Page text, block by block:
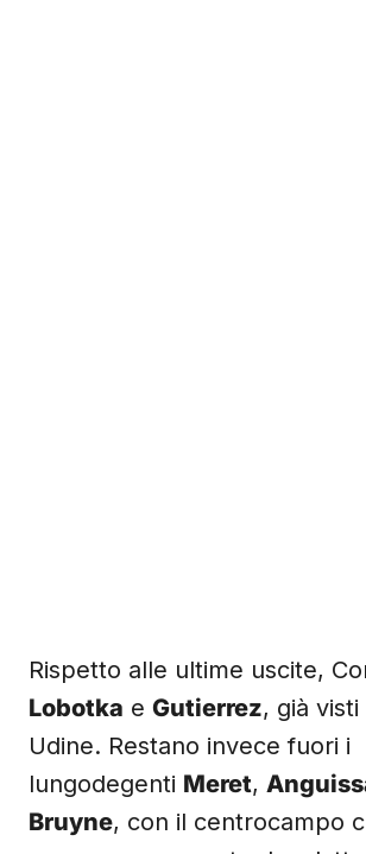
Rispetto alle ultime uscite,
Lobotka e Gutierrez, già
Udine. Restano invece fuori i
lungodegenti Meret,
Bruyne, con il centrocampo